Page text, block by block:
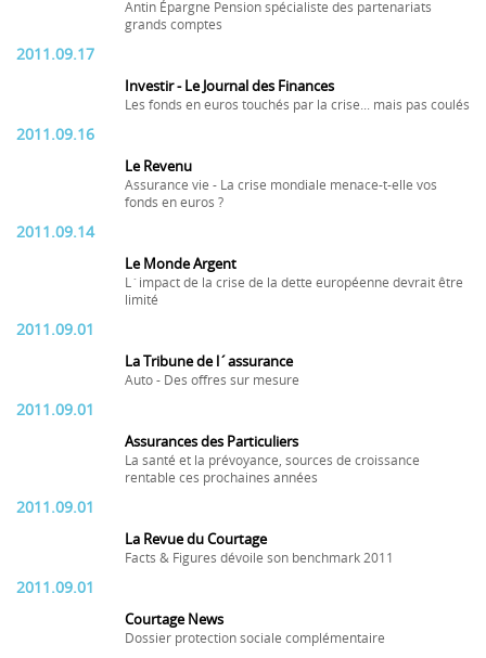
Antin Épargne Pension spécialiste des partenariats
grands comptes
2011.09.17
Investir - Le Journal des Finances
Les fonds en euros touchés par la crise... mais pas coulés
2011.09.16
Le Revenu
Assurance vie - La crise mondiale menace-t-elle vos
fonds en euros ?
2011.09.14
Le Monde Argent
L´impact de la crise de la dette européenne devrait être
limité
2011.09.01
La Tribune de l´assurance
Auto - Des offres sur mesure
2011.09.01
Assurances des Particuliers
La santé et la prévoyance, sources de croissance
rentable ces prochaines années
2011.09.01
La Revue du Courtage
Facts & Figures dévoile son benchmark 2011
2011.09.01
Courtage News
Dossier protection sociale complémentaire